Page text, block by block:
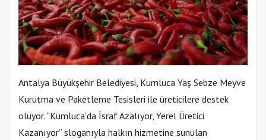
Antalya Büyükşehir Belediyesi, Kumluca Yaş Sebze Meyve
Kurutma ve Paketleme Tesisleri ile üreticilere destek
oluyor. “Kumluca’da İsraf Azalıyor, Yerel Üretici
Kazanıyor” sloganıyla halkın hizmetine sunulan